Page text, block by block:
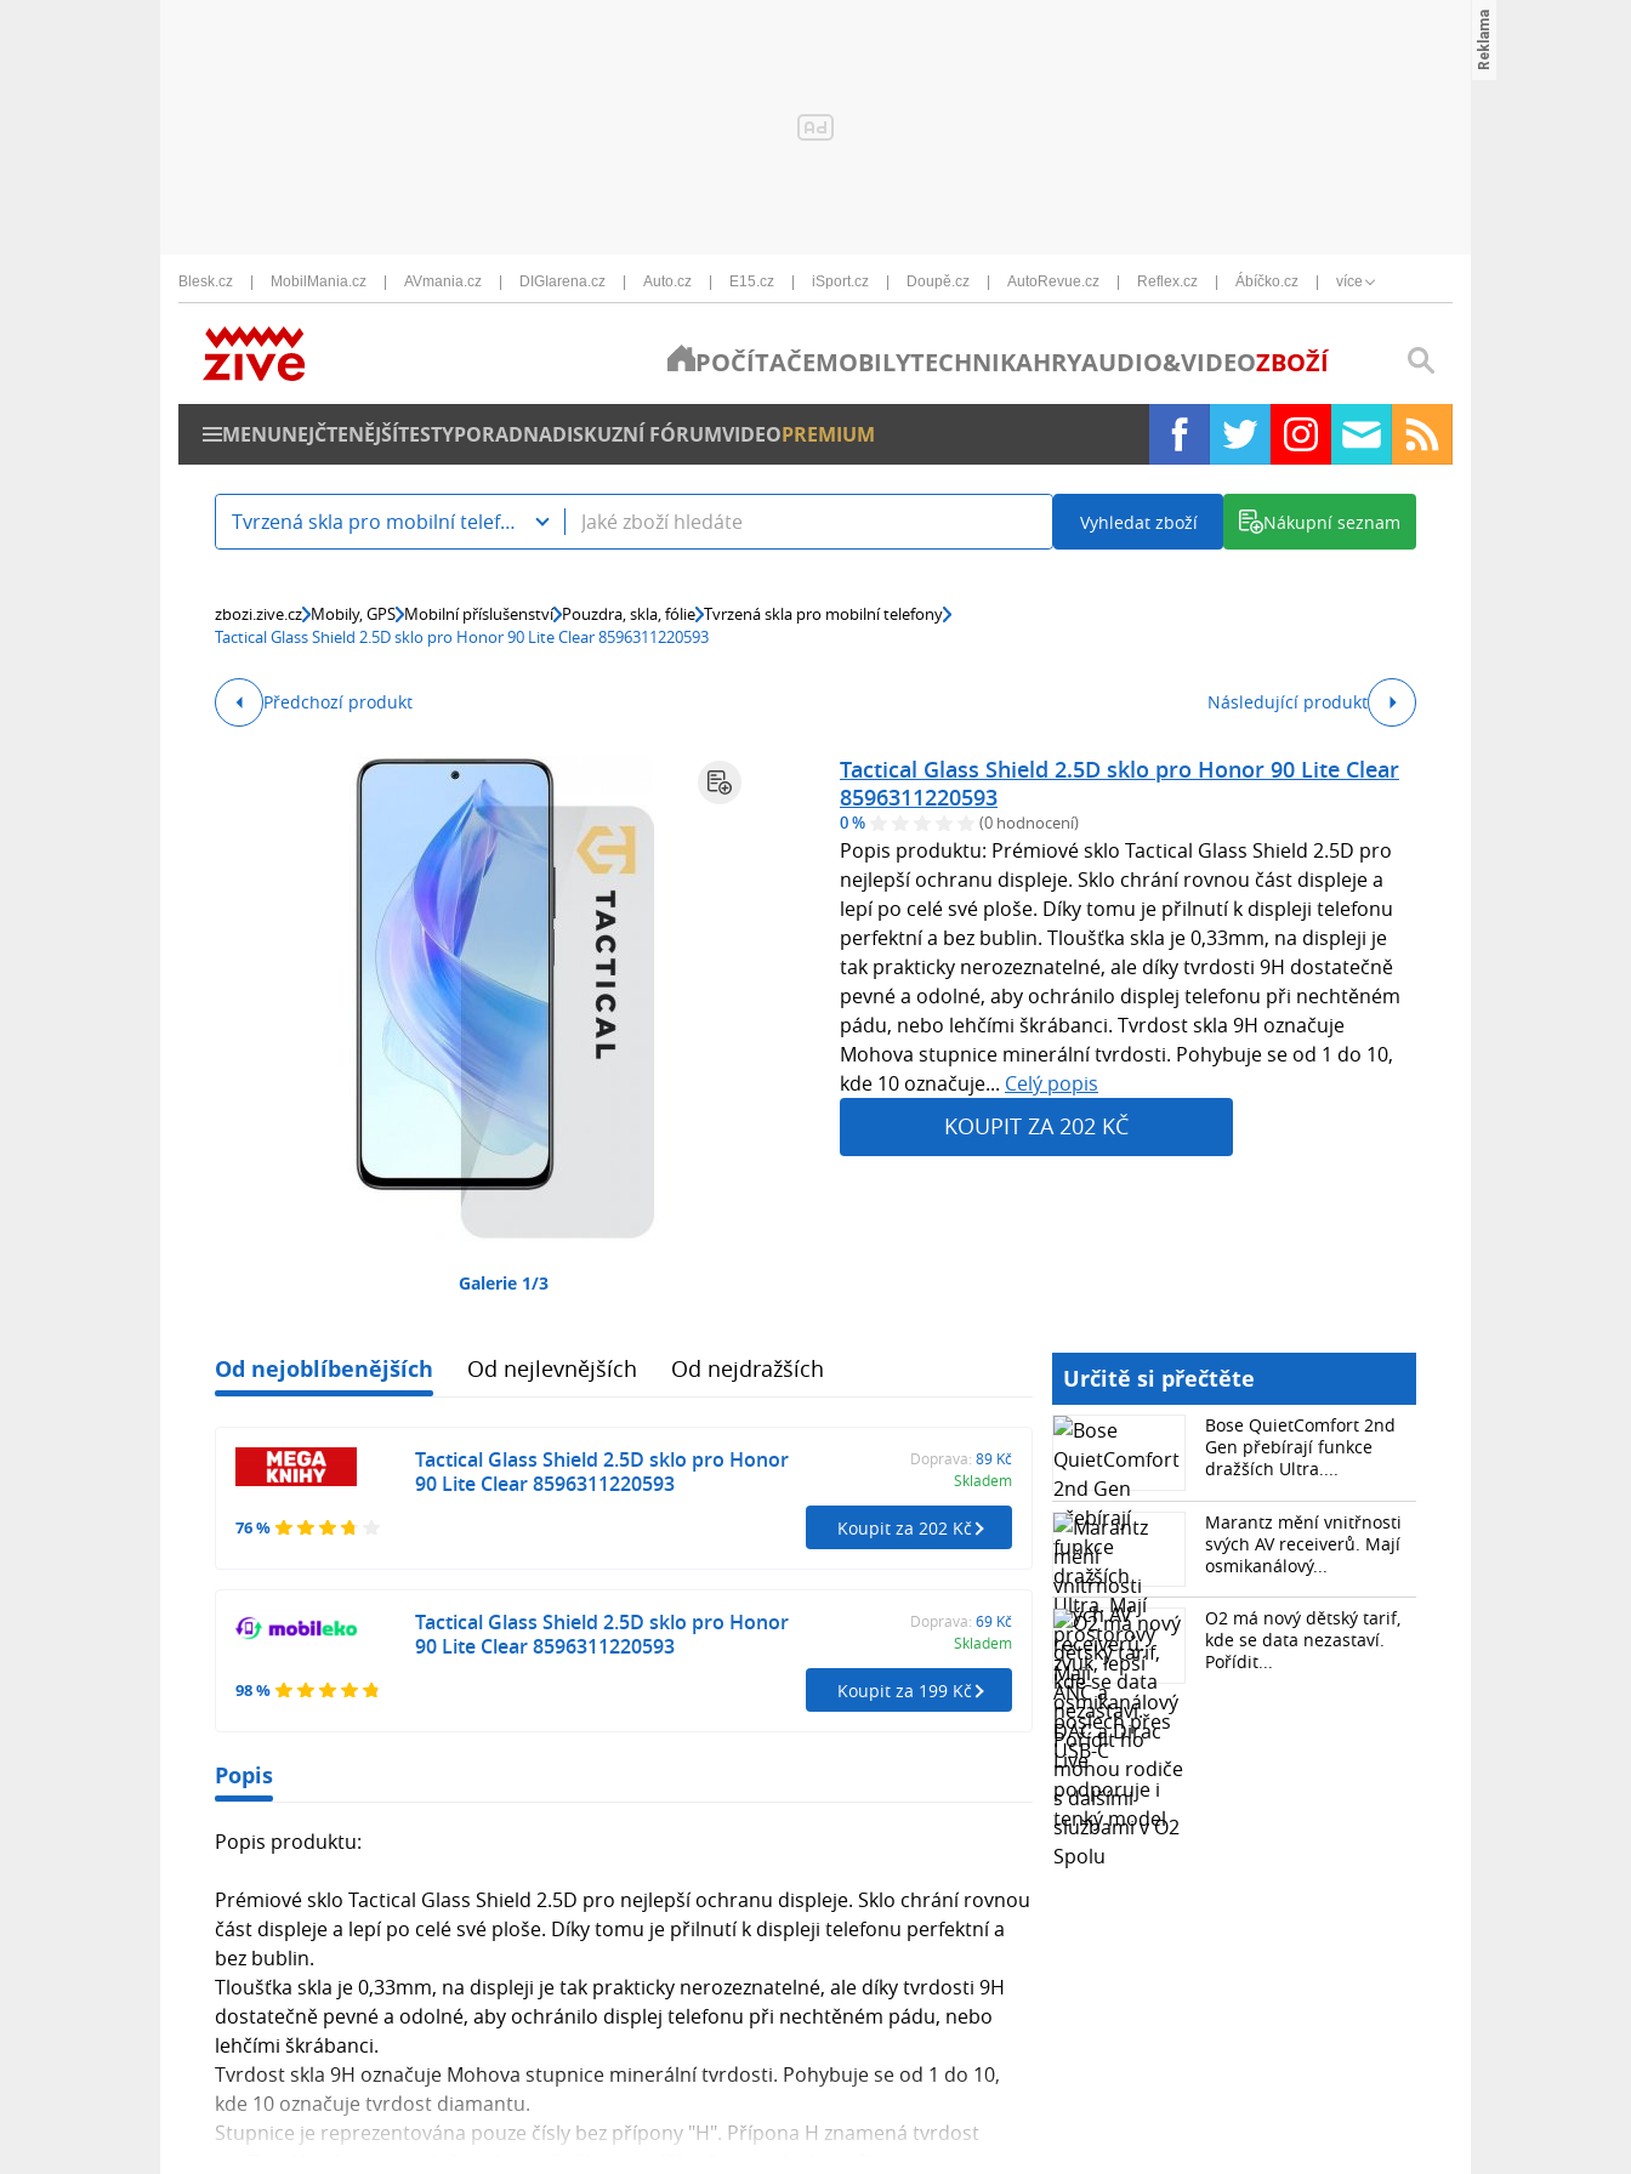
Blesk.cz MobilMania.cz AVmania.cz DIGIarena.cz Auto.cz E15.cz iSport.cz Doupě.cz AutoRevue.cz Reflex.cz Ábíčko.cz více
POČÍTAČEMOBILYTECHNIKAHRYAUDIO&VIDEOZBOŽÍ
MENUNEJČTENĚJŠÍTESTYPORADNADISKUZNÍ FÓRUMVIDEOPREMIUM
Tvrzená skla pro mobilní telefony Vyhledat zboží Nákupní seznam
zbozi.zive.cz Mobily, GPS Mobilní příslušenství Pouzdra, skla, fólie Tvrzená skla pro mobilní telefony
Tactical Glass Shield 2.5D sklo pro Honor 90 Lite Clear 8596311220593
Předchozí produkt Následující produkt
Galerie 1/3
Tactical Glass Shield 2.5D sklo pro Honor 90 Lite Clear
8596311220593
0 % (0 hodnocení)
Popis produktu: Prémiové sklo Tactical Glass Shield 2.5D pro
nejlepší ochranu displeje. Sklo chrání rovnou část displeje a
lepí po celé své ploše. Díky tomu je přilnutí k displeji telefonu
perfektní a bez bublin. Tloušťka skla je 0,33mm, na displeji je
tak prakticky nerozeznatelné, ale díky tvrdosti 9H dostatečně
pevné a odolné, aby ochránilo displej telefonu při nechtěném
pádu, nebo lehčími škrábanci. Tvrdost skla 9H označuje
Mohova stupnice minerální tvrdosti. Pohybuje se od 1 do 10,
kde 10 označuje... Celý popis
KOUPIT ZA 202 KČ
Od nejoblíbenějších Od nejlevnějších Od nejdražších
76 %
Tactical Glass Shield 2.5D sklo pro Honor
90 Lite Clear 8596311220593
Doprava: 89 Kč
Skladem
Koupit za 202 Kč
98 %
Tactical Glass Shield 2.5D sklo pro Honor
90 Lite Clear 8596311220593
Doprava: 69 Kč
Skladem
Koupit za 199 Kč
Popis
Popis produktu:
Prémiové sklo Tactical Glass Shield 2.5D pro nejlepší ochranu displeje. Sklo chrání rovnou
část displeje a lepí po celé své ploše. Díky tomu je přilnutí k displeji telefonu perfektní a
bez bublin.
Tloušťka skla je 0,33mm, na displeji je tak prakticky nerozeznatelné, ale díky tvrdosti 9H
dostatečně pevné a odolné, aby ochránilo displej telefonu při nechtěném pádu, nebo
lehčími škrábanci.
Tvrdost skla 9H označuje Mohova stupnice minerální tvrdosti. Pohybuje se od 1 do 10,
kde 10 označuje tvrdost diamantu.
Stupnice je reprezentována pouze čísly bez přípony "H". Přípona H znamená tvrdost
Určitě si přečtěte
Bose QuietComfort 2nd
Gen přebírají funkce
dražších Ultra....
Marantz mění vnitřnosti
svých AV receiverů. Mají
osmikanálový...
O2 má nový dětský tarif,
kde se data nezastaví.
Pořídit...